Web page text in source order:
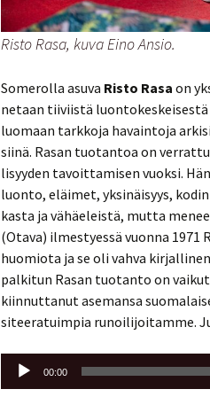
Risto Rasa, kuva Eino Ansio.
So­me­rol­la asuva Risto Rasa on
ne­taan tii­viis­tä
luo­maan tark­ko­ja ha­vain­to­ja
siinä. Rasan tuo­tan­toa on
li­syy­den ta­voit­ta­mi­sen vuok­si.
luon­to, eläi­met, yk­si­näi­syys,
kas­ta ja vä­häe­leis­tä, mutta
(Otava) il­mes­tyes­sä vuon­na 1971
huo­mio­ta ja se oli vahva
pal­ki­tun Rasan tuo­tan­to on
kiin­nut­ta­nut ase­man­sa
si­tee­ra­tuim­pia ru­noi­li­joi­tam­me.
Äänitoistin
00:00